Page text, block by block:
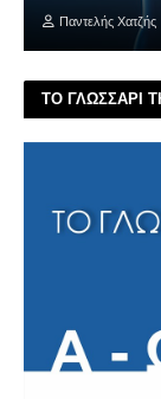
Παντελής Χατζής
ΤΟ ΓΛΩΣΣΑΡΙ